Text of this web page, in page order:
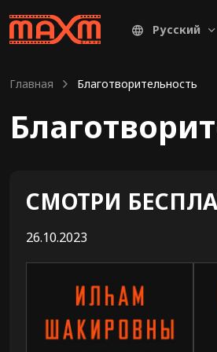
Русский
Главная Благотворительность
СМОТРИ
26.10.2023